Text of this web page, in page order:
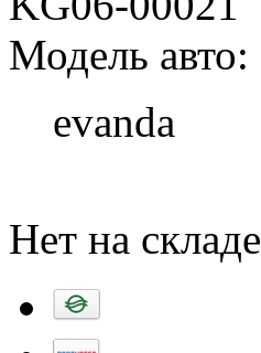
Модель авто:
evanda
Нет на складе